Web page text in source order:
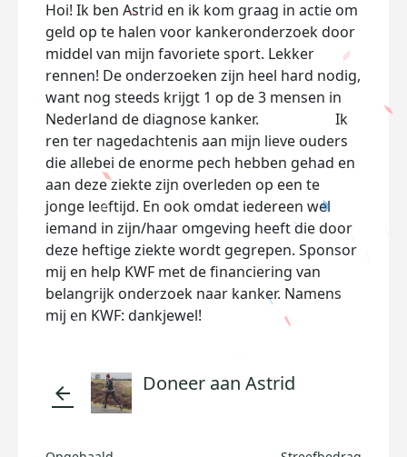
Hoi! Ik ben Astrid en ik kom graag in actie om
geld op te halen voor kankeronderzoek door
middel van mijn favoriete sport. Lekker
rennen! De onderzoeken zijn heel hard nodig,
want nog steeds krijgt 1 op de 3 mensen in
Nederland de diagnose kanker. Ik
ren ter nagedachtenis aan mijn lieve ouders
die allebei de enorme pech hebben gehad en
aan deze ziekte zijn overleden op een te
jonge leeftijd. En ook omdat iedereen wel
iemand in zijn/haar omgeving heeft die door
deze heftige ziekte wordt gegrepen. Sponsor
mij en help KWF met de financiering van
belangrijk onderzoek naar kanker. Namens
mij en KWF: dankjewel!
arrow_back Doneer aan Astrid